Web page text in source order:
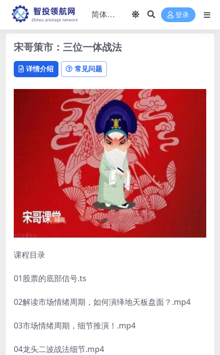
登录
宋哥策市：三位一体战法
详情介绍 常见问题
课程目录
01股票的底部信号.ts
02解读市场情绪周期，如何演绎地天板盘面？.mp4
03市场情绪周期，细节推演！.mp4
04龙头二波战法细节.mp4